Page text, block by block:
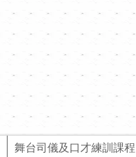
舞台司儀及口才練訓課程